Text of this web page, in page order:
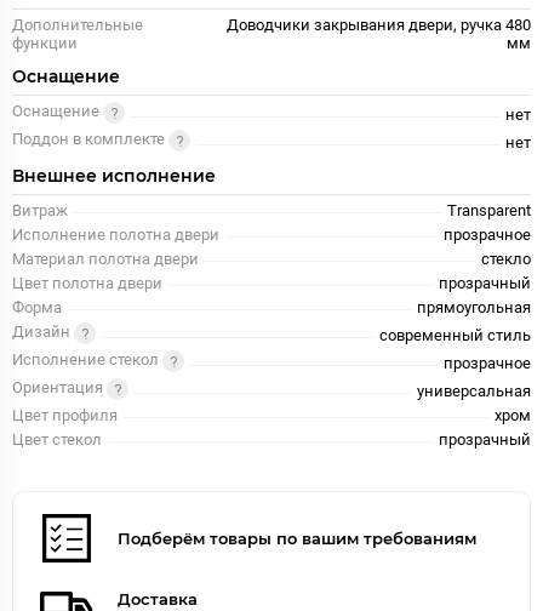
Дополнительные
функции
Доводчики закрывания двери, ручка 480
мм
Оснащение
Оснащение
нет
Поддон в комплекте
нет
Внешнее исполнение
Витраж
Transparent
Исполнение полотна двери
прозрачное
Материал полотна двери
стекло
Цвет полотна двери
прозрачный
Форма
прямоугольная
Дизайн
современный стиль
Исполнение стекол
прозрачное
Ориентация
универсальная
Цвет профиля
хром
Цвет стекол
прозрачный
Подберём товары по вашим требованиям
Доставка